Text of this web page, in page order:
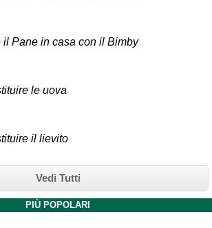
il Pane in casa con il Bimby
le uova
il lievito
Vedi Tutti
PIÙ POPOLARI